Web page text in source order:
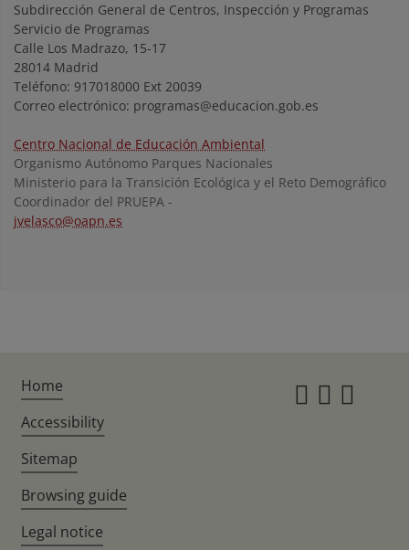
Subdirección General de Centros, Inspección y Programas
Servicio de Programas
Calle Los Madrazo, 15-17
28014 Madrid
Teléfono: 917018000 Ext 20039
Correo electrónico: programas@educacion.gob.es
Centro Nacional de Educación Ambiental
Organismo Autónomo Parques Nacionales
Ministerio para la Transición Ecológica y el Reto Demográfico
Coordinador del PRUEPA -
jvelasco@oapn.es
Home
Accessibility
Sitemap
Browsing guide
Legal notice